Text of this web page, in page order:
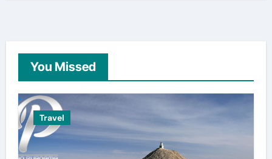
You Missed
Travel